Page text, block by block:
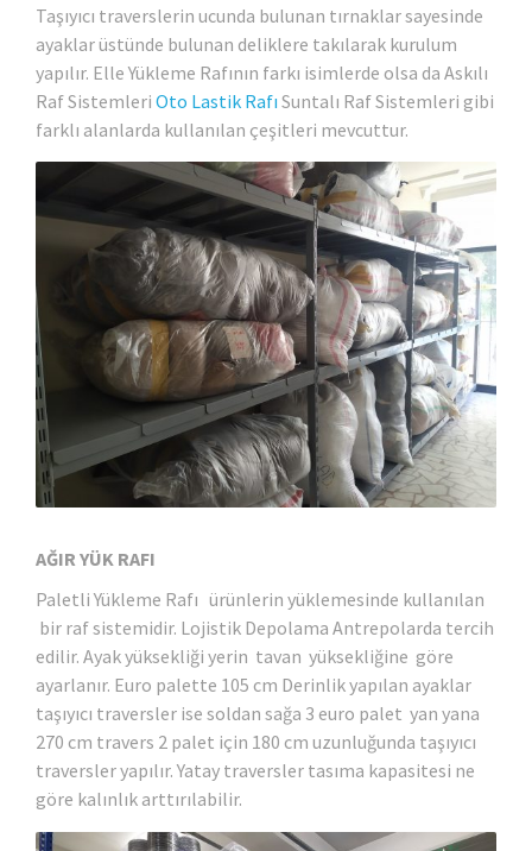
Taşıyıcı traverslerin ucunda bulunan tırnaklar sayesinde
ayaklar üstünde bulunan deliklere takılarak kurulum
yapılır. Elle Yükleme Rafının farkı isimlerde olsa da Askılı
Raf Sistemleri Oto Lastik Rafı Suntalı Raf Sistemleri gibi
farklı alanlarda kullanılan çeşitleri mevcuttur.
AĞIR YÜK RAFI
Paletli Yükleme Rafı ürünlerin yüklemesinde kullanılan
bir raf sistemidir. Lojistik Depolama Antrepolarda tercih
edilir. Ayak yüksekliği yerin tavan yüksekliğine göre
ayarlanır. Euro palette 105 cm Derinlik yapılan ayaklar
taşıyıcı traversler ise soldan sağa 3 euro palet yan yana
270 cm travers 2 palet için 180 cm uzunluğunda taşıyıcı
traversler yapılır. Yatay traversler tasıma kapasitesi ne
göre kalınlık arttırılabilir.